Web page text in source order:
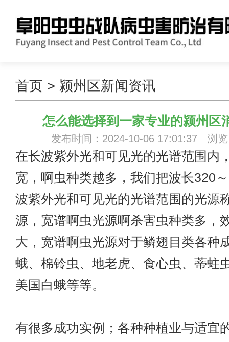
首页 > 颍州区新闻资讯
怎么能选择到一家专业的颍州区
发布时间：2024-10-06 17:01:37 浏览
在长波紫外光和可见光的光谱范围内
宽，啊虫种类越多，我们把波长320
波紫外光和可见光的光谱范围的光源
源，宽谱啊虫光源啊杀害虫种类多，
大，宽谱啊虫光源对于鳞翅目类各种
蛾、棉铃虫、地老虎、食心虫、蒂蛀
美国白蛾等等。
有很多成功实例；各种种植业与适宜